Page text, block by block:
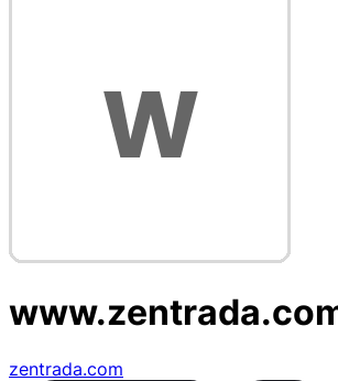
zentrada.com